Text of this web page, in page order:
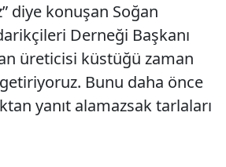
diye konuşan Soğan
Derneği Başkanı
üreticisi küstüğü zaman
getiriyoruz. Bunu daha önce
yanıt alamazsak tarlaları